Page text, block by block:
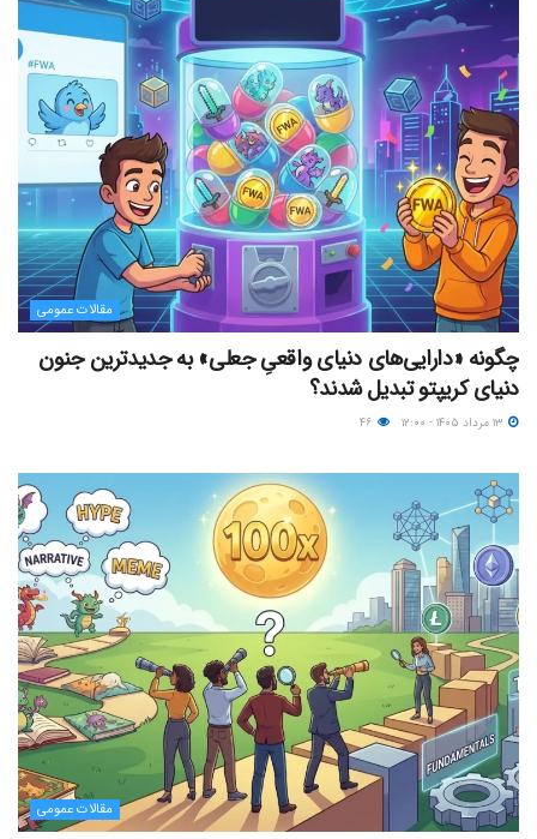
مقالات عمومی
چگونه «دارایی‌های دنیای واقعیِ جعلی» به جدیدترین جنون
دنیای کریپتو تبدیل شدند؟
مقالات عمومی